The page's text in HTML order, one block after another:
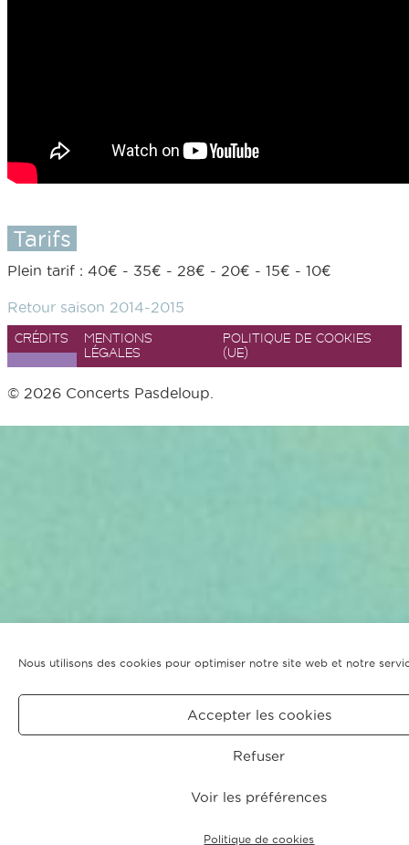
Nous utilisons des cookies pour optimiser notre site web et notre
Accepter les cookies
Refuser
Voir les préférences
Politique de cookies
Tarifs
Plein tarif : 40€ - 35€ - 28€ - 20€ - 15€ - 10€
Retour saison 2014-2015
CRÉDITS
MENTIONS
LÉGALES
POLITIQUE DE COOKIES
(UE)
© 2026 Concerts Pasdeloup.